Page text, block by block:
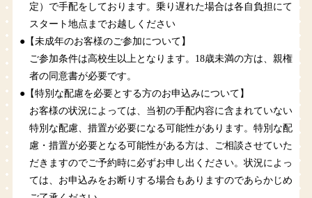
定）で手配をしております。乗り遅れた場合は各自負担にて
スタート地点までお越しください
●【未成年のお客様のご参加について】
ご参加条件は高校生以上となります。18歳未満の方は、親権
者の同意書が必要です。
●【特別な配慮を必要とする方のお申込みについて】
お客様の状況によっては、当初の手配内容に含まれていない
特別な配慮、措置が必要になる可能性があります。特別な配
慮・措置が必要となる可能性がある方は、ご相談させていた
だきますのでご予約時に必ずお申し出ください。状況によっ
ては、お申込みをお断りする場合もありますのであらかじめ